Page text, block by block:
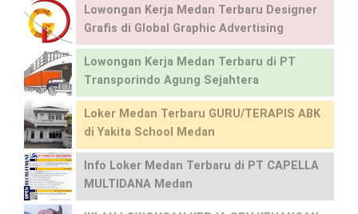
Lowongan Kerja Medan Terbaru Designer
Grafis di Global Graphic Advertising
Lowongan Kerja Medan Terbaru di PT
Transporindo Agung Sejahtera
Loker Medan Terbaru GURU/TERAPIS ABK
di Yakita School Medan
Info Loker Medan Terbaru di PT CAPELLA
MULTIDANA Medan